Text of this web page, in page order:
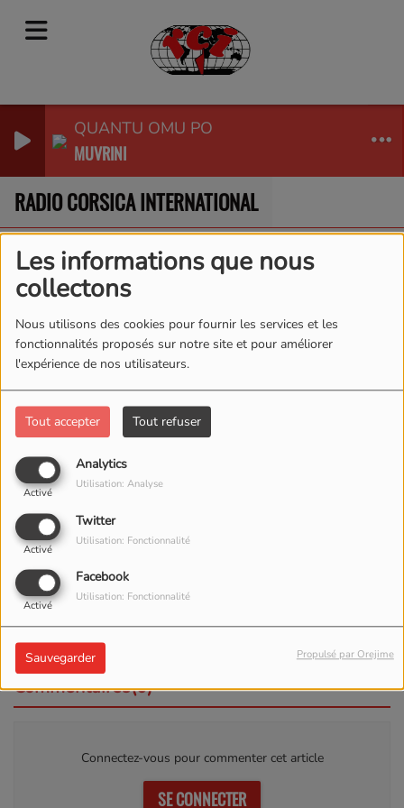
Les informations que nous
collectons
Nous utilisons des cookies pour fournir les services et les
fonctionnalités proposés sur notre site et pour améliorer
l'expérience de nos utilisateurs.
Tout accepter Tout refuser
Analytics
Activé
Utilisation: Analyse
Twitter
Activé
Utilisation: Fonctionnalité
Facebook
Activé
Utilisation: Fonctionnalité
Sauvegarder Propulsé par Orejime
QUANTU OMU PO
MUVRINI
RADIO CORSICA INTERNATIONAL
Emissions METEO NATIONALE 7H30
METEO NATIONALE
7H30
TOUTE LA SEMAINE, DE 00:00 À 00:00
Commentaires(0)
Connectez-vous pour commenter cet article
SE CONNECTER